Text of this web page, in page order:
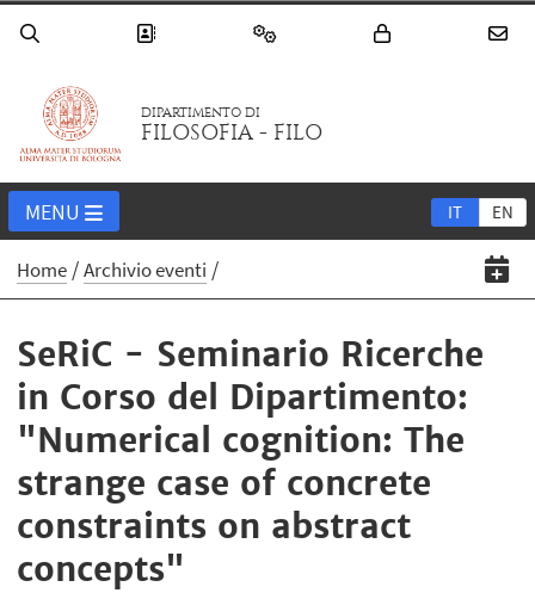
DIPARTIMENTO DI
FILOSOFIA - FILO
IT EN
MENU
Home Archivio eventi
SeRiC - Seminario Ricerche
in Corso del Dipartimento:
"Numerical cognition: The
strange case of concrete
constraints on abstract
concepts​"